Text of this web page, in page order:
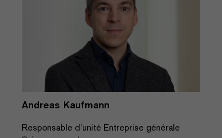
Andreas Kaufmann
Responsable d’unité Entreprise générale